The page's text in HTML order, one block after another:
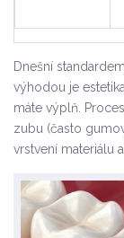
Dnešní
výhodou je
máte výplň.
zubu (často
vrstvení materiálu